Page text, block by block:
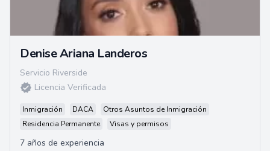
Denise Ariana Landeros
Servicio Riverside
Licencia Verificada
Inmigración DACA
Otros Asuntos de Inmigración
Residencia Permanente
Visas y permisos
7 años de experiencia